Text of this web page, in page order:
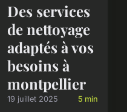
Des services
de nettoyage
adaptés à vos
besoins à
montpellier
19 juillet 2025 5 min